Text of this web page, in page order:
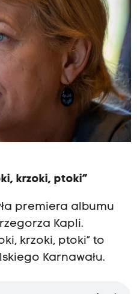
krzoki, ptoki”
premiera albumu
Kapli.
krzoki, ptoki” to
Karnawału.